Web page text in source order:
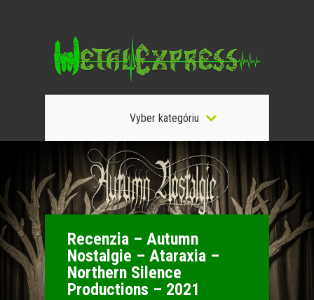
Vyber kategóriu
Recenzia – Autumn
Nostalgie – Ataraxia –
Northern Silence
Productions – 2021